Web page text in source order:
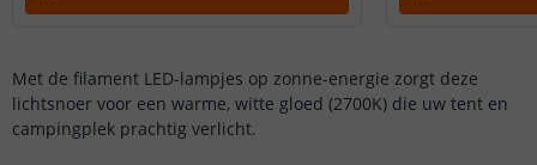
Met de filament LED-lampjes op zonne-energie zorgt deze
lichtsnoer voor een warme, witte gloed (2700K) die uw tent en
campingplek prachtig verlicht.